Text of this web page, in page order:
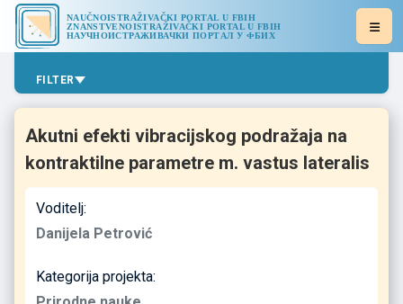
NAUČNOISTRAŽIVAČKI PORTAL U FBIH
ZNANSTVENOISTRAŽIVAČKI PORTAL U FBIH
НАУЧНОИСТРАЖИВАЧКИ ПОРТАЛ У ФБИХ
FILTER
Akutni efekti vibracijskog podražaja na
kontraktilne parametre m. vastus lateralis
Voditelj:
Danijela Petrović
Kategorija projekta: